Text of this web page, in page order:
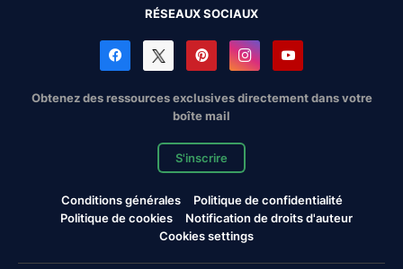
RÉSEAUX SOCIAUX
Obtenez des ressources exclusives directement dans votre
boîte mail
S'inscrire
Conditions générales
Politique de confidentialité
Politique de cookies
Notification de droits d'auteur
Cookies settings